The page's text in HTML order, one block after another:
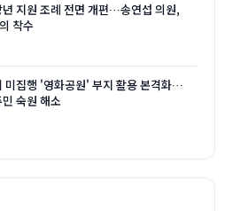
년 지원 조례 전면 개편…송연섭 의원,
착수
미집행 '영화공원' 부지 활용 본격화…
숙원 해소